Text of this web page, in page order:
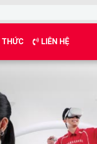
LIÊN HỆ